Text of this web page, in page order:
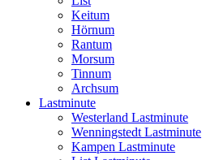
Keitum
Hörnum
Rantum
Morsum
Tinnum
Archsum
Lastminute
Westerland Lastminute
Wenningstedt Lastminute
Kampen Lastminute